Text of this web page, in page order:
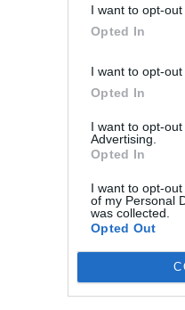
I want to opt-
Opted In
I want to opt-
Opted In
I want to opt-
Advertising.
Opted In
I want to opt-
of my Personal
was collected.
Opted Out